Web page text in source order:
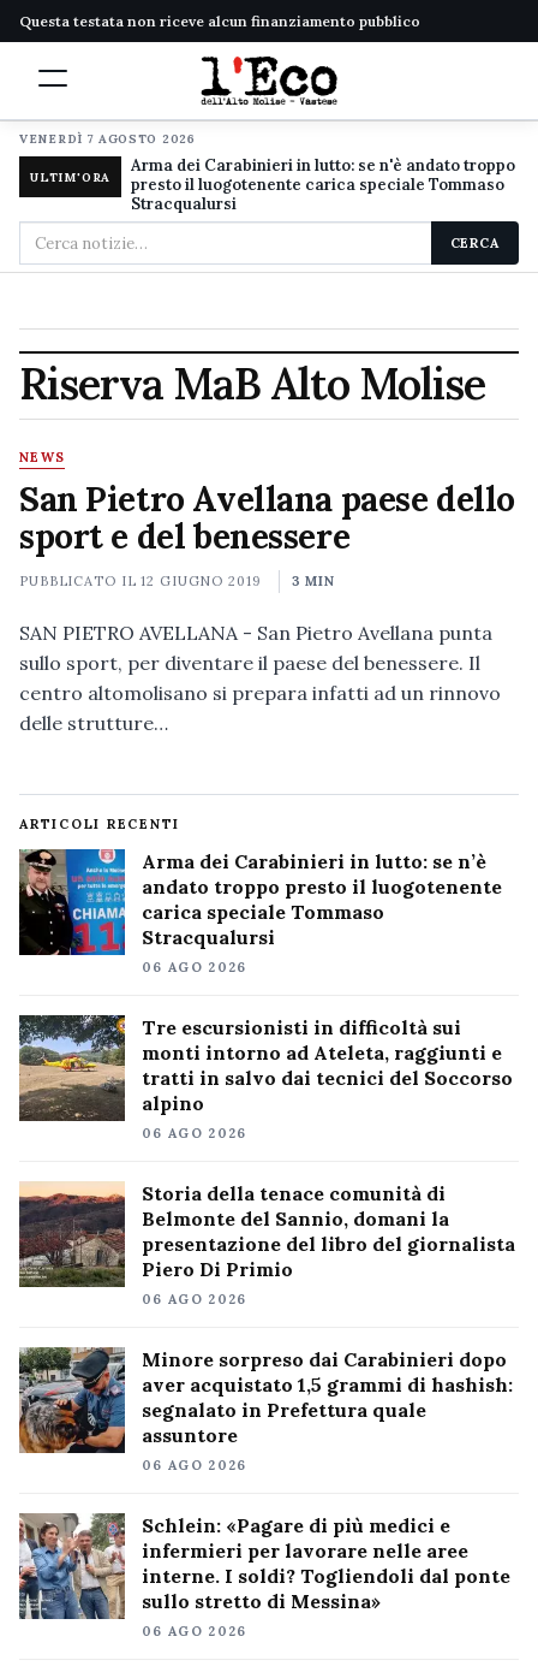
Questa testata non riceve alcun finanziamento pubblico
VENERDÌ 7 AGOSTO 2026
ULTIM'ORA
Arma dei Carabinieri in lutto: se n'è andato troppo
presto il luogotenente carica speciale Tommaso
Stracqualursi
Cerca
nel
CERCA
Riserva MaB Alto Molise
NEWS
San Pietro Avellana paese dello
sport e del benessere
PUBBLICATO IL12 GIUGNO 2019 3 MIN
SAN PIETRO AVELLANA - San Pietro Avellana punta
sullo sport, per diventare il paese del benessere. Il
centro altomolisano si prepara infatti ad un rinnovo
delle strutture…
ARTICOLI RECENTI
Arma dei Carabinieri in lutto: se n’è
andato troppo presto il luogotenente
carica speciale Tommaso
Stracqualursi
06 AGO 2026
Tre escursionisti in difficoltà sui
monti intorno ad Ateleta, raggiunti e
tratti in salvo dai tecnici del Soccorso
alpino
06 AGO 2026
Storia della tenace comunità di
Belmonte del Sannio, domani la
presentazione del libro del giornalista
Piero Di Primio
06 AGO 2026
Minore sorpreso dai Carabinieri dopo
aver acquistato 1,5 grammi di hashish:
segnalato in Prefettura quale
assuntore
06 AGO 2026
Schlein: «Pagare di più medici e
infermieri per lavorare nelle aree
interne. I soldi? Togliendoli dal ponte
sullo stretto di Messina»
06 AGO 2026